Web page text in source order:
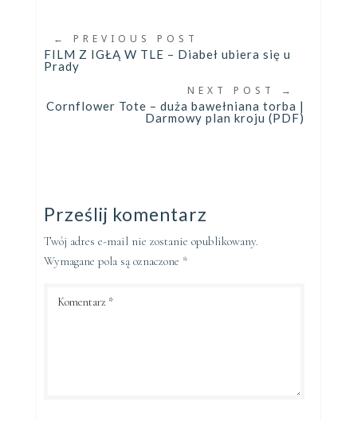
← PREVIOUS POST
FILM Z IGŁĄ W TLE – Diabeł ubiera się u
Prady
NEXT POST →
Cornflower Tote – duża bawełniana torba |
Darmowy plan kroju (PDF)
Prześlij komentarz
Twój adres e-mail nie zostanie opublikowany.
Wymagane pola są oznaczone *